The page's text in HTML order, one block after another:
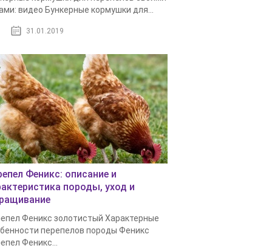
видео Бункерные кормушки для...
31.01.2019
Феникс: описание и
породы, уход и
Феникс золотистый Характерные
перепелов породы Феникс
Феникс...